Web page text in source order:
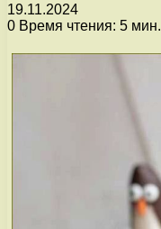
19.11.2024
0 Время чтения: 5 мин.